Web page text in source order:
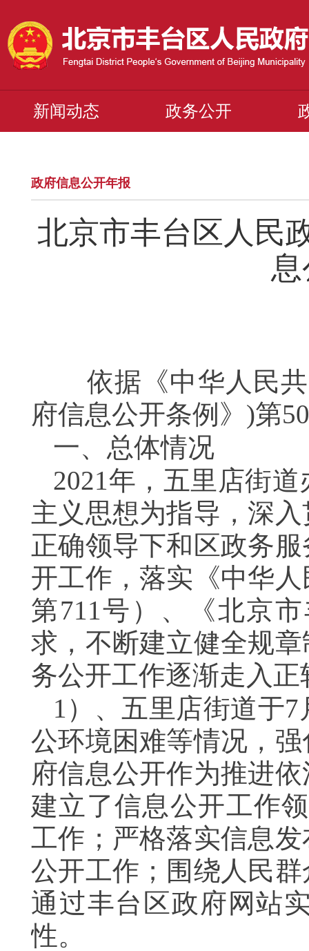
新闻动态 政务公开
政府信息公开年报
北京市丰台区人民
依据《中华人民共
府信息公开条例》)第
一、总体情况
2021年， 五里店街道
主义思想为指导，深
正确领导下和区政务
开工作 ，落实 《中华
第711号 ）、
《北京
求， 不断建立健全规
务公开工作逐渐走入正
1）、五里店街道于
公环境困难等情况 ，
府信息公开作为推进
建立 了信息公开工作
工作 ； 严格落实信息
公开工作； 围绕人民
通过丰台区政府网站
性。